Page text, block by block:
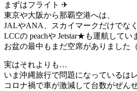
まずはフライト ✈︎
東京や大阪から那覇空港へは、
JALやANA、スカイマークだけでなく
LCCの peachや Jetstar★も運航してい
お盆の最中もまだ空席がありました（
実はそれよりも…
いま沖縄旅行で問題になっているは
コロナ禍で車が激減して台数がぜん